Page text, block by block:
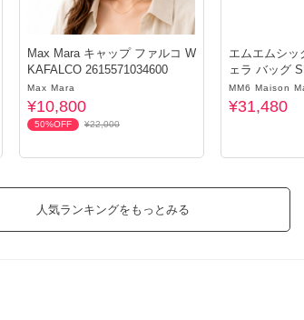
Max Mara キャップ ファルコ W
KAFALCO 2615571034600
Max Mara
¥10,800
50%OFF ¥22,000
エムエムシッ
ェラ バッグ
7
MM6 Maison
¥31,480
人気ランキングをもっとみる